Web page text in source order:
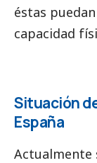
éstas
capacidad
Situación
España
Actualmente